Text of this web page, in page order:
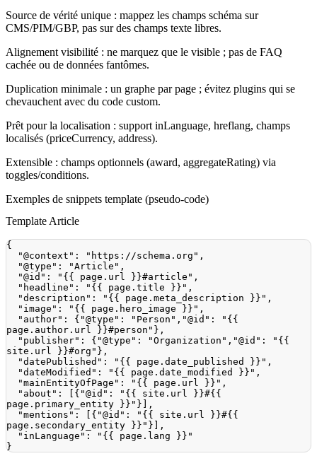
Source de vérité unique : mappez les champs schéma sur
CMS/PIM/GBP, pas sur des champs texte libres.
Alignement visibilité : ne marquez que le visible ; pas de FAQ
cachée ou de données fantômes.
Duplication minimale : un graphe par page ; évitez plugins qui se
chevauchent avec du code custom.
Prêt pour la localisation : support inLanguage, hreflang, champs
localisés (priceCurrency, address).
Extensible : champs optionnels (award, aggregateRating) via
toggles/conditions.
Exemples de snippets template (pseudo-code)
Template Article
{
"@context" : "https://schema.org" ,
"@type" : "Article" ,
"@id" : "{{ page.url }}#article" ,
"headline" : "{{ page.title }}" ,
"description" : "{{ page.meta_description }}" ,
"image" : "{{ page.hero_image }}" ,
"author" : { "@type" : "Person" , "@id" :
"{{
page.author.url }}#person" } ,
"publisher" : { "@type" : "Organization" , "@id" :
"{{
site.url }}#org" } ,
"datePublished" : "{{ page.date_published }}" ,
"dateModified" : "{{ page.date_modified }}" ,
"mainEntityOfPage" : "{{ page.url }}" ,
"about" : { "@id" :
"{{ site.url }}#{{
page.primary_entity }}" }
,
"mentions" : { "@id" :
"{{ site.url }}#{{
page.secondary_entity }}" }
,
"inLanguage" :
"{{ page.lang }}"
}